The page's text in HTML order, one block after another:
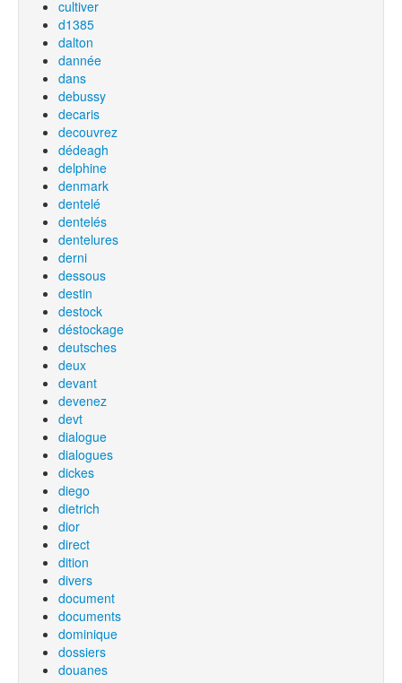
cultiver
d1385
dalton
dannée
dans
debussy
decaris
decouvrez
dédeagh
delphine
denmark
dentelé
dentelés
dentelures
derni
dessous
destin
destock
déstockage
deutsches
deux
devant
devenez
devt
dialogue
dialogues
dickes
diego
dietrich
dior
direct
dition
divers
document
documents
dominique
dossiers
douanes